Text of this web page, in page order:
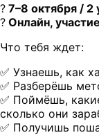
? 7–8 октября / 2
? Онлайн,
Что тебя ждет:
✅ Узнаешь, как
✅ Разберёшь
✅ Поймёшь,
сколько они
✅ Получишь